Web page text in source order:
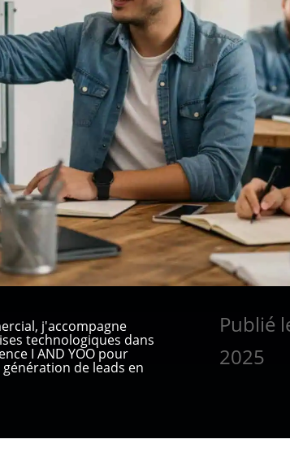
j'accompagne
technologiques dans
I AND YOO pour
de leads en
Publié
2025